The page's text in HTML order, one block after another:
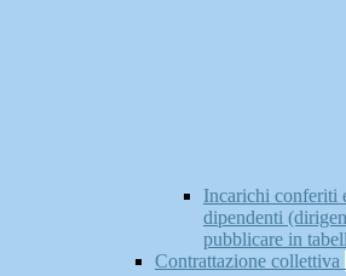
Incarichi conferiti
dipendenti
pubblicare in
Contrattazione collettiva